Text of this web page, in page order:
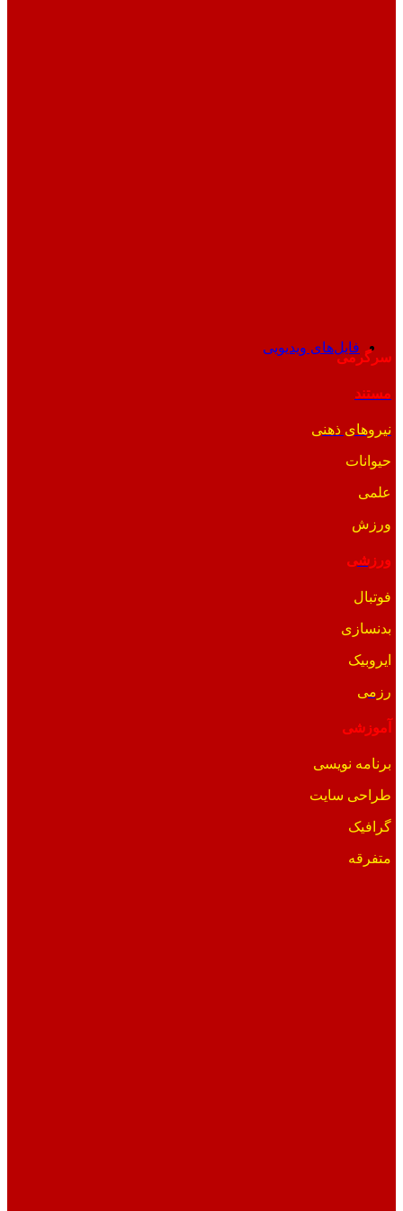
فایل‌های ویدیویی
سرگرمی
مستند
نیروهای ذهنی
حیوانات
علمی
ورزش
ورزشی
فوتبال
بدنسازی
ایروبیک
رزمی
آموزشی
برنامه نویسی
طراحی سایت
گرافیک
متفرقه